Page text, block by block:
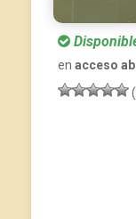
en acceso